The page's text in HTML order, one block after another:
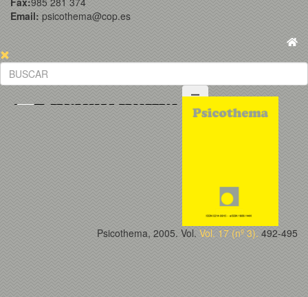
Email: psicothema@cop.es
Psicothema, 2005. Vol. Vol. 17 (nº 3). 492-495